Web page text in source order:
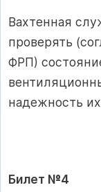
Вахтенная
проверять
ФРП)
надежность
Билет №4